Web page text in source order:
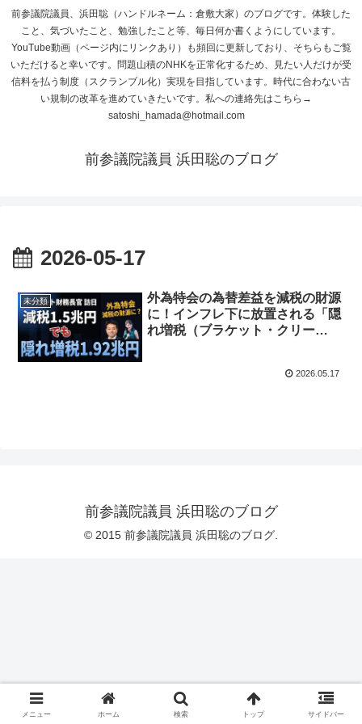
前参議院議員、浜田聡（ハンドルネーム：倉敷大家）のブログです。体験した
こと、気づいたこと、勉強したこと等、毎日何か書くようにしています。
YouTube動画（ページ内にリンクあり）も頻回に更新しており、そちらもご覧
いただけると幸いです。問題山積のNHKを正常化するため、見たい人だけが受
信料を払う制度（スクランブル化）実現を目指しています。時代に合わない古
い規制の改革を進めていきたいです。私への連絡先はこちら→
satoshi_hamada@hotmail.com
前参議院議員 浜田聡のブログ
2026-05-17
未分類
外為特会の為替差益を減税の財源
に！インフレ下に放置される「隠
れ増税（ブラケット・クリー
2026.05.17
前参議院議員 浜田聡のブログ
© 2015 前参議院議員 浜田聡のブログ.
メニュー ホーム 検索 トップ サイドバー